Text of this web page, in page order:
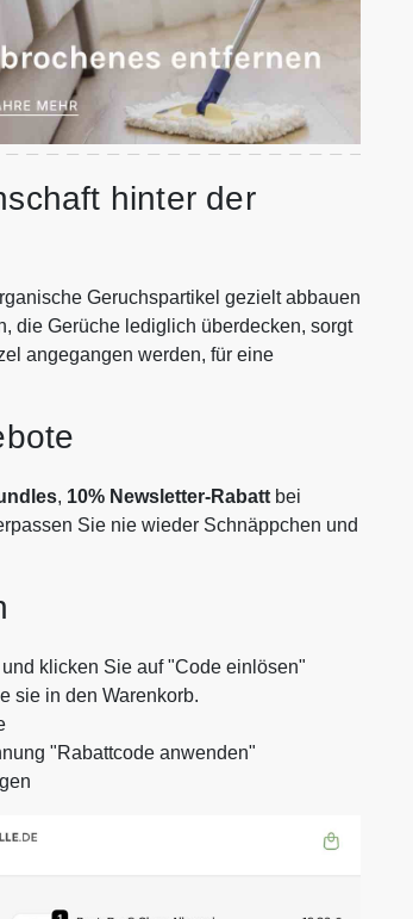
hinter der
Geruchspartikel gezielt abbauen
die Gerüche lediglich überdecken, sorgt
angegangen werden, für eine
, 10% Newsletter-Rabatt bei
Sie nie wieder Schnäppchen und
klicken Sie auf "Code einlösen"
sie in den Warenkorb.
"Rabattcode anwenden"